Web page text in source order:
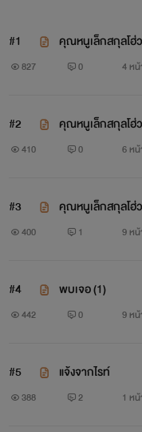
น่าเบื่อยิ่งนัก!
หนึ่ง เขาช่างเจ้าเ
เป็นชายาเขานัก
โดยที่นางไม่ทันได้ตั้ง
จะให้นางแต่
#1 คุณหนูเล็กสกุลโฮ่
827 0 4 หน้
#2 คุณหนูเล็กสกุลโฮ่
410 0 6 หน้
#3 คุณหนูเล็กสกุลโฮ่
400 1 9 หน้
#4 พบเจอ (1)
442 0 9 หน้
#5 แจ้งจากไรท์
388 2 1 ห